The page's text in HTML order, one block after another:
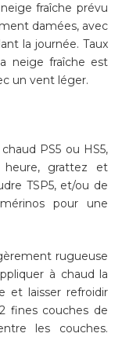
fraîche prévu
damées, avec
la journée. Taux
neige fraîche est
un vent léger.
PS5 ou HS5,
heure, grattez et
TSP5, et/ou de
pour une
rugueuse
à chaud la
et laisser refroidir
fines couches de
les couches.